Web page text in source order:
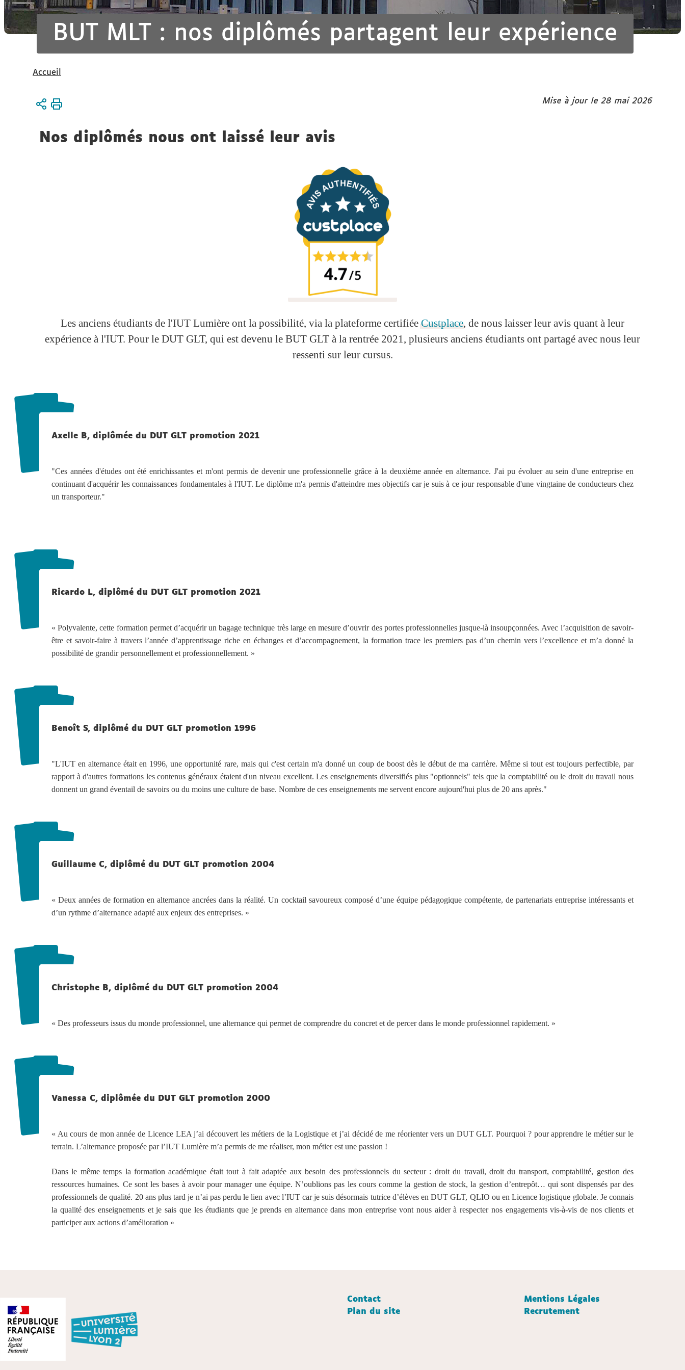
BUT MLT : nos diplômés partagent leur expérience
Vous
ici :
Accueil
Mise à jour le 28 mai 2026
Nos diplômés nous ont laissé leur avis
Les anciens étudiants de l'IUT Lumière ont la possibilité, via la plateforme certifiée Custplace, de nous laisser leur avis quant à leur
expérience à l'IUT. Pour le DUT GLT, qui est devenu le BUT GLT à la rentrée 2021, plusieurs anciens étudiants ont partagé avec nous leur
ressenti sur leur cursus.
Axelle B, diplômée du DUT GLT promotion 2021
"Ces années d'études ont été enrichissantes et m'ont permis de devenir une professionnelle grâce à la deuxième année en alternance. J'ai pu évoluer au sein d'une entreprise en
continuant d'acquérir les connaissances fondamentales à l'IUT. Le diplôme m'a permis d'atteindre mes objectifs car je suis à ce jour responsable d'une vingtaine de conducteurs chez
un transporteur."
Ricardo L, diplômé du DUT GLT promotion 2021
« Polyvalente, cette formation permet d’acquérir un bagage technique très large en mesure d’ouvrir des portes professionnelles jusque-là insoupçonnées. Avec l’acquisition de savoir-
être et savoir-faire à travers l’année d’apprentissage riche en échanges et d’accompagnement, la formation trace les premiers pas d’un chemin vers l’excellence et m’a donné la
possibilité de grandir personnellement et professionnellement. »
Benoît S, diplômé du DUT GLT promotion 1996
"L'IUT en alternance était en 1996, une opportunité rare, mais qui c'est certain m'a donné un coup de boost dès le début de ma carrière. Même si tout est toujours perfectible, par
rapport à d'autres formations les contenus généraux étaient d'un niveau excellent. Les enseignements diversifiés plus "optionnels" tels que la comptabilité ou le droit du travail nous
donnent un grand éventail de savoirs ou du moins une culture de base. Nombre de ces enseignements me servent encore aujourd'hui plus de 20 ans après."
Guillaume C, diplômé du DUT GLT promotion 2004
« Deux années de formation en alternance ancrées dans la réalité. Un cocktail savoureux composé d’une équipe pédagogique compétente, de partenariats entreprise intéressants et
d’un rythme d’alternance adapté aux enjeux des entreprises. »
Christophe B, diplômé du DUT GLT promotion 2004
« Des professeurs issus du monde professionnel, une alternance qui permet de comprendre du concret et de percer dans le monde professionnel rapidement. »
Vanessa C, diplômée du DUT GLT promotion 2000
« Au cours de mon année de Licence LEA j’ai découvert les métiers de la Logistique et j’ai décidé de me réorienter vers un DUT GLT. Pourquoi ? pour apprendre le métier sur le
terrain. L’alternance proposée par l’IUT Lumière m’a permis de me réaliser, mon métier est une passion !
Dans le même temps la formation académique était tout à fait adaptée aux besoin des professionnels du secteur : droit du travail, droit du transport, comptabilité, gestion des
ressources humaines. Ce sont les bases à avoir pour manager une équipe. N’oublions pas les cours comme la gestion de stock, la gestion d’entrepôt… qui sont dispensés par des
professionnels de qualité. 20 ans plus tard je n’ai pas perdu le lien avec l’IUT car je suis désormais tutrice d’élèves en DUT GLT, QLIO ou en Licence logistique globale. Je connais
la qualité des enseignements et je sais que les étudiants que je prends en alternance dans mon entreprise vont nous aider à respecter nos engagements vis-à-vis de nos clients et
participer aux actions d’amélioration »
Contact
Mentions Légales
Plan du site
Recrutement